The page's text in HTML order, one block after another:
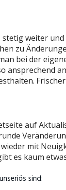
weiter
zu
bei der
ansprechend
auf
mit
es kaum
sind: